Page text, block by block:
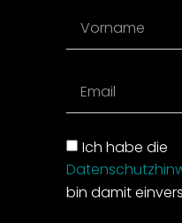
Ich habe die
bin damit